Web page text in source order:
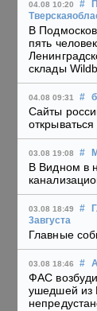
04.08 10:20 #
В
пять
склады
04.08 09:31 #
Сайты
03.08 19:08 #
В Видном в
03.08 18:49 #
3августа
Главные
03.08 18:46 #
ФАС
ушедшей из